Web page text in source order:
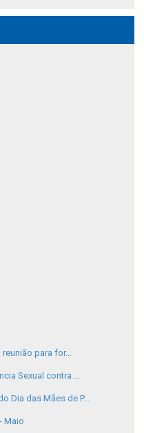
para for...
Sexual contra ...
Dia das Mães de P...
Maio